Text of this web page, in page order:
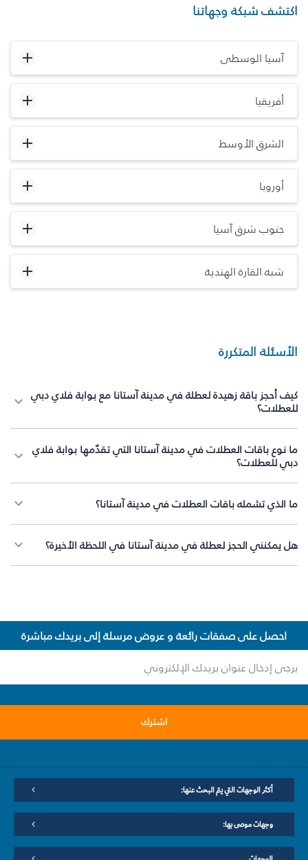
اكتشف شبكة وجهاتنا
آسيا الوسطى
أفريقيا
الشرق الأوسط
أوروبا
جنوب شرق آسيا
شبه القارة الهندية
الأسئلة المتكررة
كيف أحجز باقة زهيدة لعطلة في مدينة آستانا مع بوابة فلاي دبي
للعطلات؟
ما نوع باقات العطلات في مدينة آستانا التي تقدّمها بوابة فلاي
دبي للعطلات؟
ما الذي تشمله باقات العطلات في مدينة آستانا؟
هل يمكنني الحجز لعطلة في مدينة آستانا في اللحظة الأخيرة؟
احصل على صفقات رائعة و عروض مرسلة إلى بريدك مباشرة
اشترك
أكثر الوجهات التي يتم البحث عنها:
وجهات موصى بها: